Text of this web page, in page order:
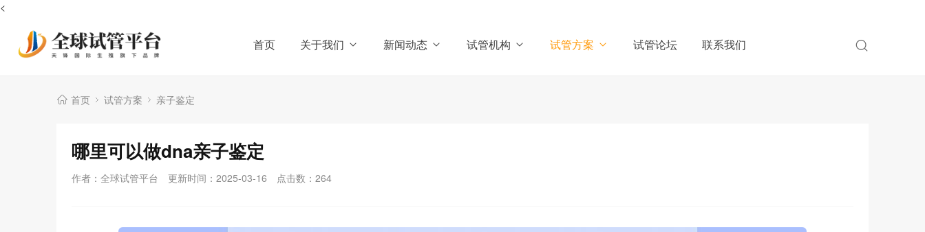
<
首页 关于我们 新闻动态 试管机构 试管方案 试管论坛 联系我们
首页 试管方案 亲子鉴定
哪里可以做dna亲子鉴定
作者：全球试管平台 更新时间：2025-03-16 点击数： 264